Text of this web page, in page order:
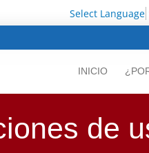
Select Language
INICIO
de